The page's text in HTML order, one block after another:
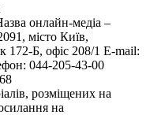
онлайн-медіа –
місто Київ,
Б, офіс 208/1 E-mail:
044-205-43-00
розміщених на
на